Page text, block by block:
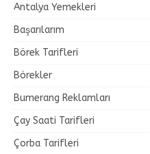
Antalya Yemekleri
Başarılarım
Börek Tarifleri
Börekler
Bumerang Reklamları
Çay Saati Tarifleri
Çorba Tarifleri